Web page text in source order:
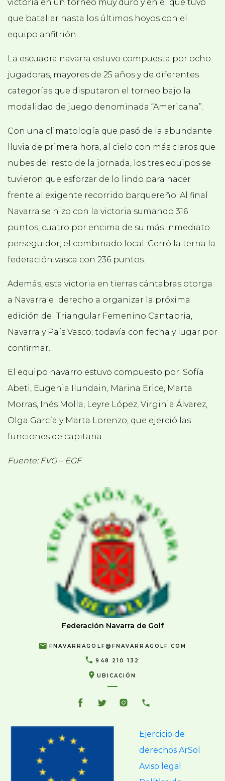
victoria en un torneo muy duro y en el que tuvo
que batallar hasta los últimos hoyos con el
equipo anfitrión.
La escuadra navarra estuvo compuesta por ocho
jugadoras, mayores de 25 años y de diferentes
categorías que disputaron el torneo bajo la
modalidad de juego denominada “Americana”.
Con una climatología que pasó de la abundante
lluvia de primera hora, al cielo con más claros que
nubes del resto de la jornada, los tres equipos se
tuvieron que esforzar de lo lindo para hacer
frente al exigente recorrido barquereño. Al final
Navarra se hizo con la victoria sumando 316
puntos, cuatro por encima de su más inmediato
perseguidor, el combinado local. Cerró la terna la
federación vasca con 236 puntos.
Además, esta victoria en tierras cántabras otorga
a Navarra el derecho a organizar la próxima
edición del Triangular Femenino Cantabria,
Navarra y País Vasco; todavía con fecha y lugar por
confirmar.
El equipo navarro estuvo compuesto por: Sofía
Abeti, Eugenia Ilundain, Marina Erice, Marta
Morras, Inés Molla, Leyre López, Virginia Álvarez,
Olga García y Marta Lorenzo, que ejerció las
funciones de capitana.
Fuente: FVG – EGF
Federación Navarra de Golf
FNAVARRAGOLF@FNAVARRAGOLF.COM
948 210 132
UBICACIÓN
Ejercicio de
derechos ArSol
Aviso legal